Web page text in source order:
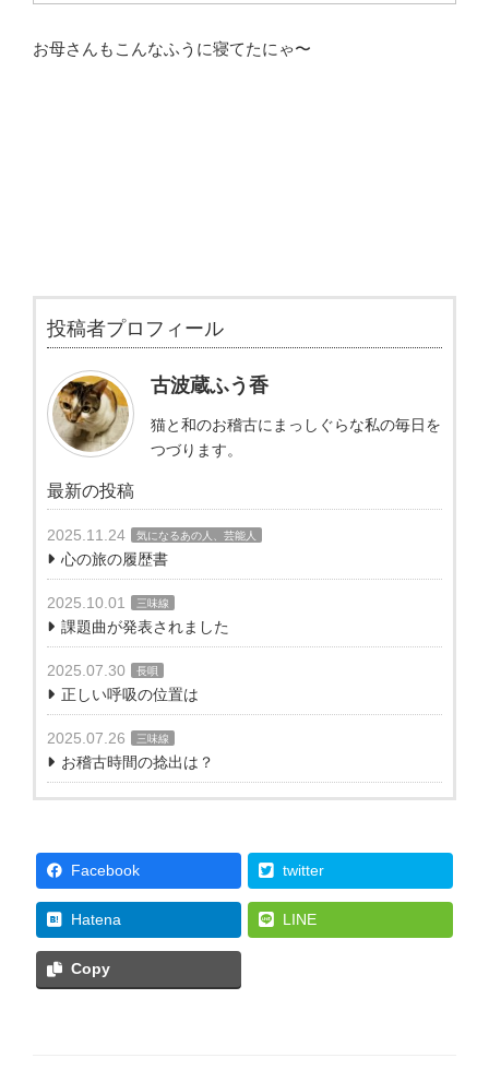
お母さんもこんなふうに寝てたにゃ〜
投稿者プロフィール
古波蔵ふう香
猫と和のお稽古にまっしぐらな私の毎日を
つづります。
最新の投稿
2025.11.24 気になるあの人、芸能人
心の旅の履歴書
2025.10.01 三味線
課題曲が発表されました
2025.07.30 長唄
正しい呼吸の位置は
2025.07.26 三味線
お稽古時間の捻出は？
Facebook twitter
Hatena LINE
Copy